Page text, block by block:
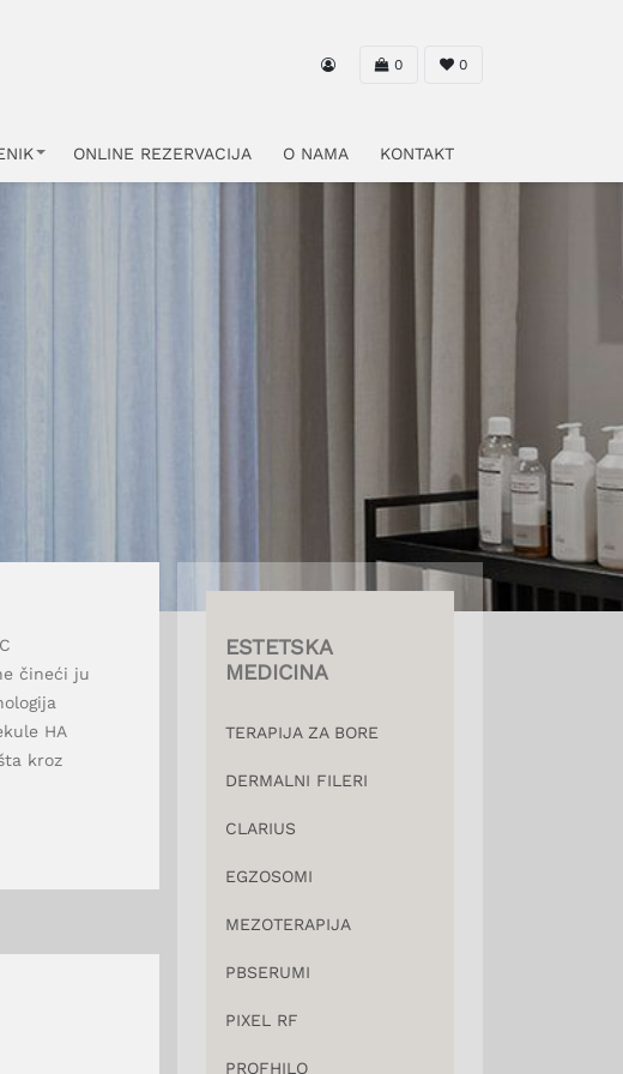
0 0
ONLINE REZERVACIJA O NAMA KONTAKT
ESTETSKA
MEDICINA
TERAPIJA ZA BORE
DERMALNI FILERI
CLARIUS
EGZOSOMI
MEZOTERAPIJA
PBSERUMI
PIXEL RF
PROFHILO
čineći ju
HA
kroz